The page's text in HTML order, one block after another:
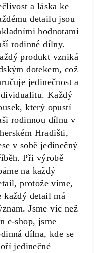
a láska ke
detailu jsou
hodnotami
rodinné dílny.
produkt vzniká
dotekem, což
jedinečnost a
Každý
který opustí
rodinnou dílnu v
Hradišti,
v sobě jedinečný
Při výrobě
na každý
protože víme,
každý detail má
Jsme víc než
e-shop, jsme
dílna, kde se
jedinečné